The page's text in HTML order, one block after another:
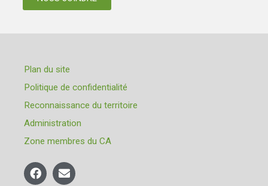
Plan du site
Politique de confidentialité
Reconnaissance du territoire
Administration
Zone membres du CA